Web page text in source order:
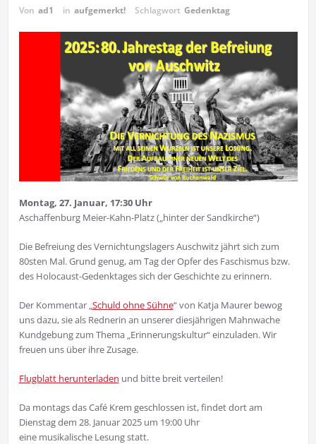
Von ad1 in aufgemerkt! Schlagwort Gedenktag
Montag, 27. Januar, 17:30 Uhr
Aschaffenburg Meier-Kahn-Platz („hinter der Sandkirche“)
Die Befreiung des Vernichtungslagers Auschwitz jährt sich zum
80sten Mal. Grund genug, am Tag der Opfer des Faschismus bzw.
des Holocaust-Gedenktages sich der Geschichte zu erinnern.
Der Kommentar „Schuld ohne Sühne“ von Katja Maurer bewog
uns dazu, sie als Rednerin an unserer diesjährigen Mahnwache
Kundgebung zum Thema „Erinnerungskultur“ einzuladen. Wir
freuen uns über ihre Zusage.
Flugblatt herunterladen und bitte breit verteilen!
Da montags das Café Krem geschlossen ist, findet dort am
Dienstag dem 28. Januar 2025 um 19:00 Uhr
eine musikalische Lesung statt.